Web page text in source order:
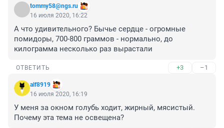
tommy58@ngs.ru
16 июля 2020, 16:22
А что удивительного? Бычье сердце - огромные
помидоры, 700-800 граммов - нормально, до
килограмма несколько раз вырастали
ОТВЕТИТЬ +3 –1
alf8919
16 июля 2020, 16:19
У меня за окном голубь ходит, жирный, мясистый.
Почему эта тема не освещена?